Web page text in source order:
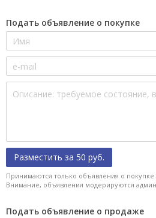
Подать объявление о покупке
Разместить за 50 руб.
Принимаются только объявления о покупке
Внимание, объявления модерируются
Подать объявление о продаже